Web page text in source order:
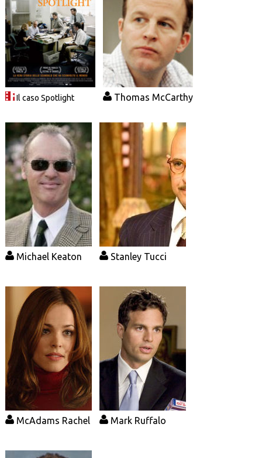
Il caso Spotlight Thomas McCarthy
Michael Keaton Stanley Tucci
McAdams Rachel Mark Ruffalo